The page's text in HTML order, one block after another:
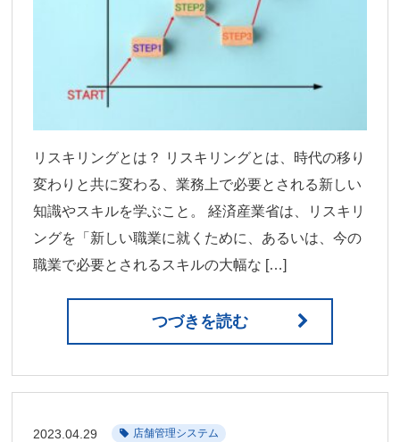
リスキリングとは？ リスキリングとは、時代の移り
変わりと共に変わる、業務上で必要とされる新しい
知識やスキルを学ぶこと。 経済産業省は、リスキリ
ングを「新しい職業に就くために、あるいは、今の
職業で必要とされるスキルの大幅な […]
つづきを読む
2023.04.29 店舗管理システム